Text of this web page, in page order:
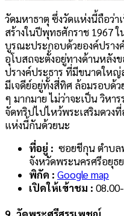
วัดมหาธาตุ ซึ่งวัดแห่งนี้ถือว่
สร้างในปีพุทธศักราช 1967
บูรณะประกอบด้วยองค์ปราง
อุโบสถจะตั้งอยู่ทางด้านหลัง
ปรางค์ประธาร ที่มีขนาดให
มีเจดีย์อยู่ทั้งสี่ทิศ ล้อมรอบด้ว
ๆ มากมาย ไม่ว่าจะเป็น วิหา
จัดทริปไปไหว้พระเสริมดวง
แห่งนี้กันด้วยนะ
ที่อยู่ : ซอยชีกุน ตำบล
จังหวัดพระนครศรีอยุธ
พิกัด : Google map
เปิดให้เข้าชม :